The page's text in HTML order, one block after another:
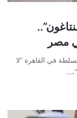
مصر
في القاهرة “لا